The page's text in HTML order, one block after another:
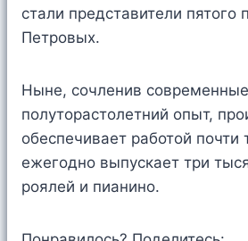
стали представители пятого
Петровых.
Ныне, сочленив
полуторастолетний опыт,
обеспечивает работой почти
ежегодно выпускает три
роялей и пианино.